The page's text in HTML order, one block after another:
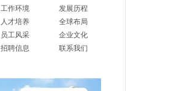
工作环境
人才培养
员工风采
招聘信息
发展历程
全球布局
企业文化
联系我们